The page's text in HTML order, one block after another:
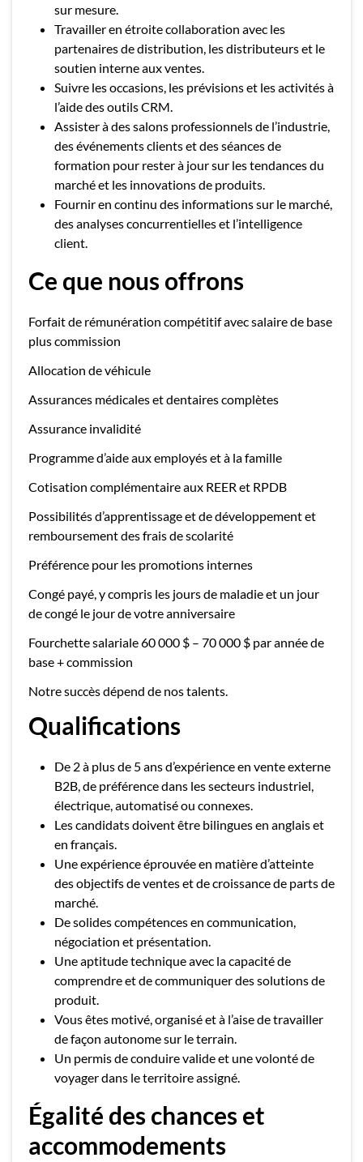
sur mesure.
Travailler en étroite collaboration avec les
partenaires de distribution, les distributeurs et le
soutien interne aux ventes.
Suivre les occasions, les prévisions et les activités à
l’aide des outils CRM.
Assister à des salons professionnels de l’industrie,
des événements clients et des séances de
formation pour rester à jour sur les tendances du
marché et les innovations de produits.
Fournir en continu des informations sur le marché,
des analyses concurrentielles et l’intelligence
client.
Ce que nous offrons
Forfait de rémunération compétitif avec salaire de base
plus commission
Allocation de véhicule
Assurances médicales et dentaires complètes
Assurance invalidité
Programme d’aide aux employés et à la famille
Cotisation complémentaire aux REER et RPDB
Possibilités d’apprentissage et de développement et
remboursement des frais de scolarité
Préférence pour les promotions internes
Congé payé, y compris les jours de maladie et un jour
de congé le jour de votre anniversaire
Fourchette salariale 60 000 $ – 70 000 $ par année de
base + commission
Notre succès dépend de nos talents.
Qualifications
De 2 à plus de 5 ans d’expérience en vente externe
B2B, de préférence dans les secteurs industriel,
électrique, automatisé ou connexes.
Les candidats doivent être bilingues en anglais et
en français.
Une expérience éprouvée en matière d’atteinte
des objectifs de ventes et de croissance de parts de
marché.
De solides compétences en communication,
négociation et présentation.
Une aptitude technique avec la capacité de
comprendre et de communiquer des solutions de
produit.
Vous êtes motivé, organisé et à l’aise de travailler
de façon autonome sur le terrain.
Un permis de conduire valide et une volonté de
voyager dans le territoire assigné.
Égalité des chances et
accommodements